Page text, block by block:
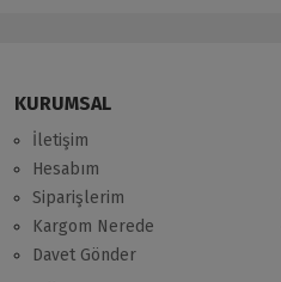
KURUMSAL
İletişim
Hesabım
Siparişlerim
Kargom Nerede
Davet Gönder